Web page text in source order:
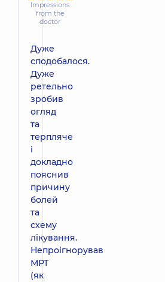
Impressions
from the
doctor
Дуже
сподобалося.
Дуже
ретельно
зробив
огляд
та
терпляче
і
докладно
пояснив
причину
болей
та
схему
лікування.
Непроігнорував
МРТ
(як